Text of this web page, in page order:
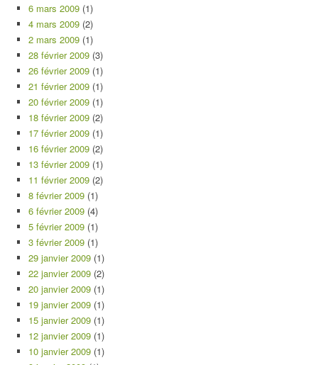
6 mars 2009 (1)
4 mars 2009 (2)
2 mars 2009 (1)
28 février 2009 (3)
26 février 2009 (1)
21 février 2009 (1)
20 février 2009 (1)
18 février 2009 (2)
17 février 2009 (1)
16 février 2009 (2)
13 février 2009 (1)
11 février 2009 (2)
8 février 2009 (1)
6 février 2009 (4)
5 février 2009 (1)
3 février 2009 (1)
29 janvier 2009 (1)
22 janvier 2009 (2)
20 janvier 2009 (1)
19 janvier 2009 (1)
15 janvier 2009 (1)
12 janvier 2009 (1)
10 janvier 2009 (1)